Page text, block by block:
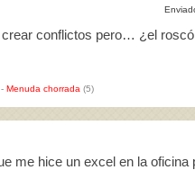
conflictos pero… ¿el
- Menuda chorrada (5)
me hice un excel en la